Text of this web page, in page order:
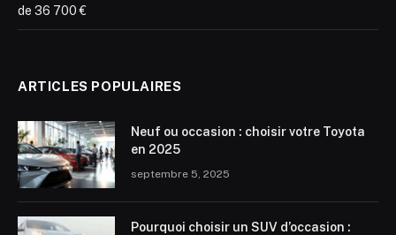
de 36 700 €
ARTICLES POPULAIRES
Neuf ou occasion : choisir votre Toyota
en 2025
septembre 5, 2025
Pourquoi choisir un SUV d’occasion :